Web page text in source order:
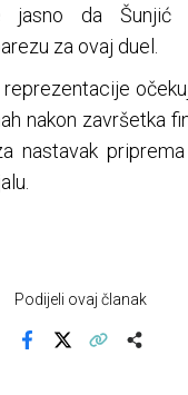
jasno da
za ovaj duel.
nakon završetka
nastavak
Podijeli ovaj članak